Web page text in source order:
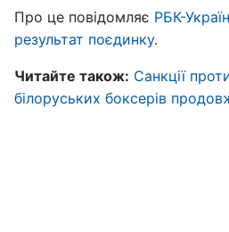
Про це повідомляє РБК-
результат поєдинку.
Читайте також: Санкції
білоруських боксерів